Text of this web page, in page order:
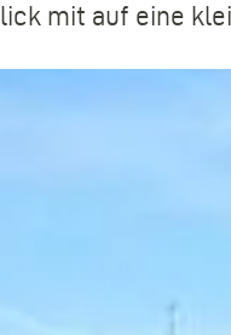
mit auf eine